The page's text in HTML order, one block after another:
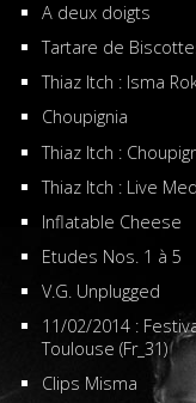
A deux doigts
Tartare de
Thiaz Itch : Isma
Choupignia
Thiaz Itch :
Thiaz Itch : Live
Inflatable Cheese
Etudes Nos. 1 à 5
V.G. Unplugged
11/02/2014 :
Toulouse (Fr_31)
Clips Misma